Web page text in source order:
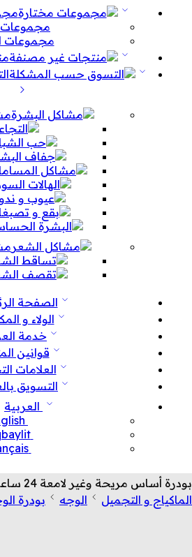
مجموعات
مجموعات
الصفحة
الولاء و
خدمة
قوانين
العلامات
التسويق
العربية
بودرة أساس مريحة وغير لامعة 24 ساعة
الماكياج و التجميل
الوجه بودرة